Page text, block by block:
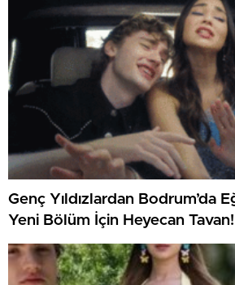
Genç Yıldızlardan Bodrum’da
Yeni Bölüm İçin Heyecan Tavan!